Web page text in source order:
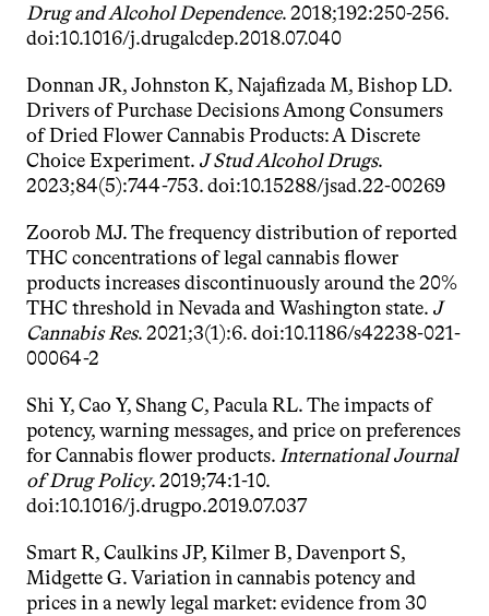
Drug and Alcohol Dependence. 2018;192:250-256.
doi:10.1016/j.drugalcdep.2018.07.040
Donnan JR, Johnston K, Najafizada M, Bishop LD.
Drivers of Purchase Decisions Among Consumers
of Dried Flower Cannabis Products: A Discrete
Choice Experiment. J Stud Alcohol Drugs.
2023;84(5):744-753. doi:10.15288/jsad.22-00269
Zoorob MJ. The frequency distribution of reported
THC concentrations of legal cannabis flower
products increases discontinuously around the 20%
THC threshold in Nevada and Washington state. J
Cannabis Res. 2021;3(1):6. doi:10.1186/s42238-021-
00064-2
Shi Y, Cao Y, Shang C, Pacula RL. The impacts of
potency, warning messages, and price on preferences
for Cannabis flower products. International Journal
of Drug Policy. 2019;74:1-10.
doi:10.1016/j.drugpo.2019.07.037
Smart R, Caulkins JP, Kilmer B, Davenport S,
Midgette G. Variation in cannabis potency and
prices in a newly legal market: evidence from 30